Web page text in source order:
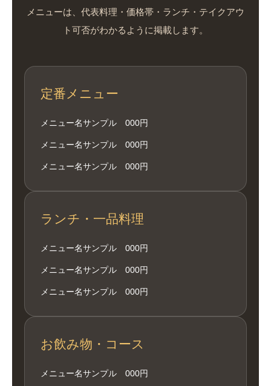
メニューは、代表料理・価格帯・ランチ・テイクアウ
ト可否がわかるように掲載します。
定番メニュー
メニュー名サンプル 000円
メニュー名サンプル 000円
メニュー名サンプル 000円
ランチ・一品料理
メニュー名サンプル 000円
メニュー名サンプル 000円
メニュー名サンプル 000円
お飲み物・コース
メニュー名サンプル 000円